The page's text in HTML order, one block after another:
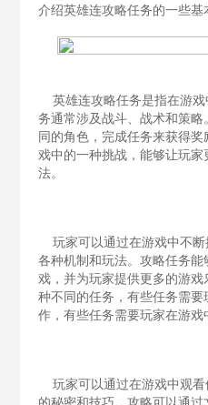
介绍英雄连攻略任务的一些基
英雄连攻略任务是指在游戏
务通常涉及战斗、战术和策
同的角色，完成任务来获得
戏中的一种挑战，能够让玩
法。
玩家可以通过在游戏中不断
各种机制和玩法。攻略任务
戏，并为玩家提供更多的游
种不同的任务，有些任务需
作，有些任务需要玩家在游戏
玩家可以通过在游戏中观看